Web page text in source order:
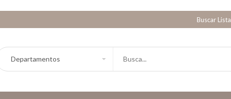
Buscar